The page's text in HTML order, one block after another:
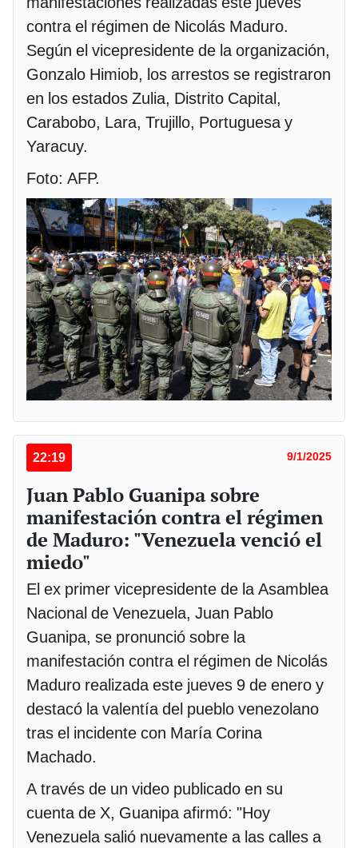
contra el régimen de Nicolás Maduro.
Según el vicepresidente de la organización,
Gonzalo Himiob, los arrestos se registraron
en los estados Zulia, Distrito Capital,
Carabobo, Lara, Trujillo, Portuguesa y
Yaracuy.
Foto: AFP.
22:19 9/1/2025
Juan Pablo Guanipa sobre
manifestación contra el régimen
de Maduro: "Venezuela venció el
miedo"
El ex primer vicepresidente de la Asamblea
Nacional de Venezuela, Juan Pablo
Guanipa, se pronunció sobre la
manifestación contra el régimen de Nicolás
Maduro realizada este jueves 9 de enero y
destacó la valentía del pueblo venezolano
tras el incidente con María Corina
Machado.
A través de un video publicado en su
cuenta de X, Guanipa afirmó: "Hoy
Venezuela salió nuevamente a las calles a